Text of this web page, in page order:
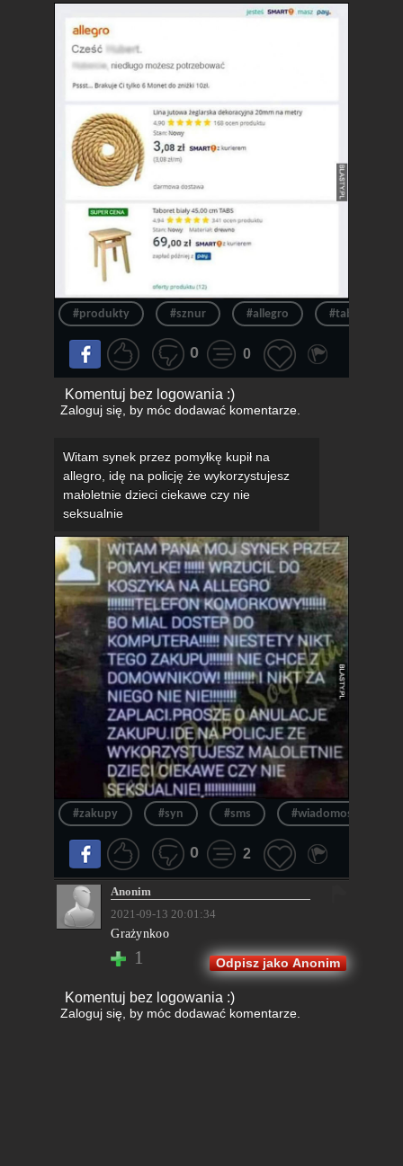
#produkty #sznur #allegro #taboret
0 0
Komentuj bez logowania :)
Zaloguj się, by móc dodawać komentarze.
Witam synek przez pomyłkę kupił na
allegro, idę na policję że wykorzystujesz
małoletnie dzieci ciekawe czy nie
seksualnie
#zakupy #syn #sms #wiadomość
0 2
Anonim
2021-09-13 20:01:34
Grażynkoo
1 Odpisz jako Anonim
Komentuj bez logowania :)
Zaloguj się, by móc dodawać komentarze.